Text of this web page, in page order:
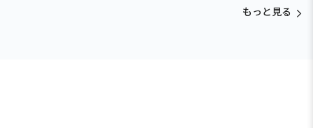
もっと見る